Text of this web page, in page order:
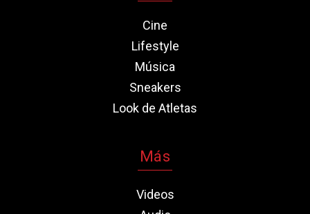
Cine
Lifestyle
Música
Sneakers
Look de Atletas
Más
Videos